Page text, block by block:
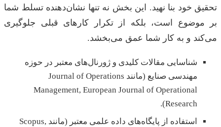
تحقیق خود بنا نهید. این بخش نه تنها نشان‌دهنده تسلط شما
بر موضوع است، بلکه از تکرار کارهای قبلی جلوگیری
می‌کند و به کار شما عمق می‌بخشد.
شناسایی مقالات کلیدی و ژورنال‌های معتبر در حوزه
مهندسی صنایع (مانند Journal of Operations
Management, European Journal of Operational
Research).
استفاده از پایگاه‌های داده علمی معتبر (مانند Scopus,